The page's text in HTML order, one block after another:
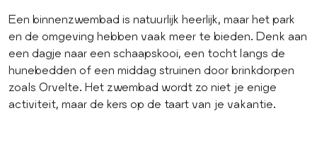
Een binnenzwembad is natuurlijk heerlijk, maar het park
en de omgeving hebben vaak meer te bieden. Denk aan
een dagje naar een schaapskooi, een tocht langs de
hunebedden of een middag struinen door brinkdorpen
zoals Orvelte. Het zwembad wordt zo niet je enige
activiteit, maar de kers op de taart van je vakantie.